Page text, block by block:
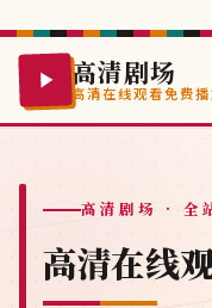
高清剧场
高清在线观看免费
高清剧场 · 全
高清在线